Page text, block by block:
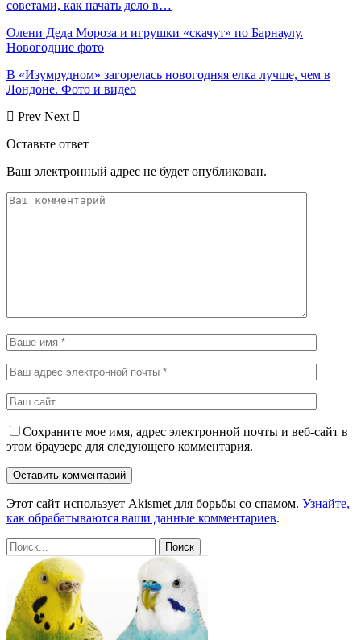
советами, как начать дело в…
Олени Деда Мороза и игрушки «скачут» по Барнаулу.
Новогодние фото
В «Изумрудном» загорелась новогодняя елка лучше, чем в
Лондоне. Фото и видео
Prev Next
Оставьте ответ
Ваш электронный адрес не будет опубликован.
Сохраните мое имя, адрес электронной почты и веб-сайт в
этом браузере для следующего комментария.
Этот сайт использует Akismet для борьбы со спамом. Узнайте,
как обрабатываются ваши данные комментариев.